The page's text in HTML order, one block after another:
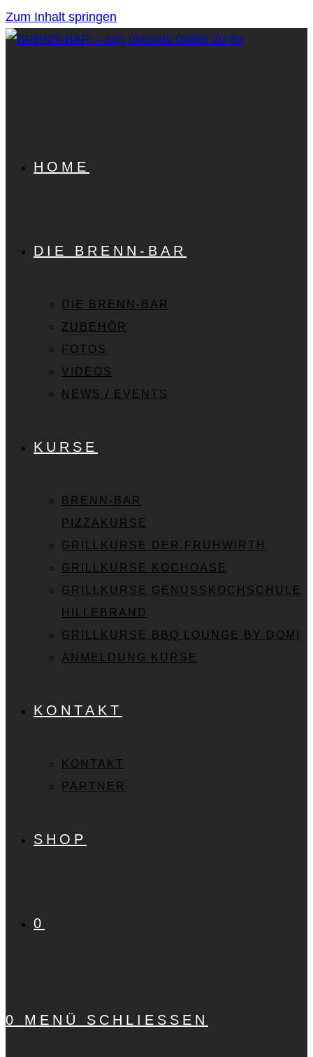
Zum Inhalt springen
HOME
DIE BRENN-BAR
DIE BRENN-BAR
ZUBEHÖR
FOTOS
VIDEOS
NEWS / EVENTS
KURSE
BRENN-BAR
PIZZAKURSE
GRILLKURSE DER.FRÜHWIRTH
GRILLKURSE KOCHOASE
GRILLKURSE GENUSSKOCHSCHULE
HILLEBRAND
GRILLKURSE BBQ LOUNGE BY DOMI
ANMELDUNG KURSE
KONTAKT
KONTAKT
PARTNER
SHOP
0
0 MENÜ SCHLIESSEN